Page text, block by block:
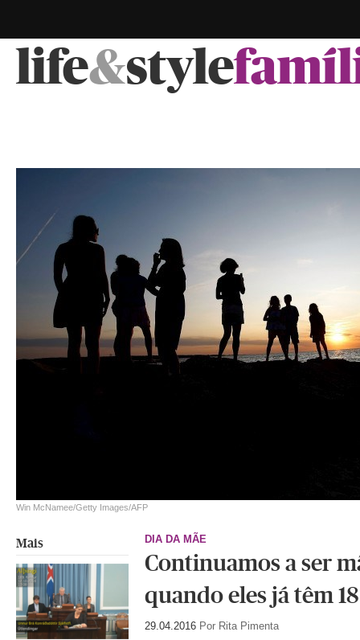
life&style
Win McNamee/Getty Images/AFP
DIA DA MÃE
Continuamos a ser
quando eles já têm
29.04.2016 Por Rita Pimenta
Mais